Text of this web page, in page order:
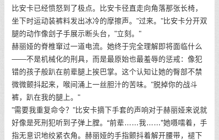
比安卡已经愤怒到了极点。比安卡径直走向角落那张长椅，
坐下时运动装裤料发出冰冷的摩擦声。"过来。"比安卡分开双
腿的动作像刽子手展示断头台，"立刻。"
赫丽娅的脊椎窜过一道电流。她终于完全理解即将面临什么
——不是机械化的刑具，而是最原始也最羞辱的惩戒：像犯
错的孩子般趴在前辈腿上挨巴掌。这个认知让她的臀部不禁
微微颤抖起来，喉间涌上一丝胆汁的苦味。"脱掉你的战斗
裤，趴在我的腿上。"
"需要我重复命令？"比安卡摘下手套的声响对于赫丽娅来说就
好像是死刑犯听到子弹上膛。“前辈……我……”她嗫嚅着，手
指无意识地绞紧衣角。赫丽娅的手指颤抖着解开腰带，褪下